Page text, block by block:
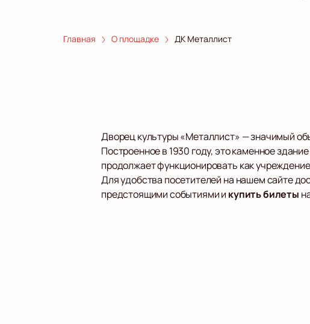
Главная О площадке ДК Металлист
Дворец культуры «Металлист» — значимый
Построенное в 1930 году, это каменное
продолжает функционировать как
Для удобства посетителей на нашем сайте
предстоящими событиями и купить билеты